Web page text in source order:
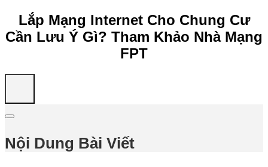
Lắp Mạng Internet Cho Chung Cư
Cần Lưu Ý Gì? Tham Khảo Nhà Mạng
FPT
Nội Dung Bài Viết